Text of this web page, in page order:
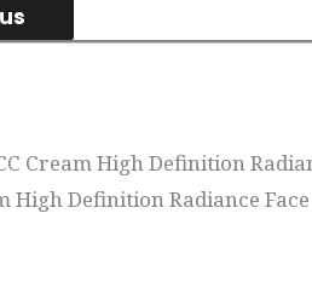
Cream High Definition
High Definition Radiance